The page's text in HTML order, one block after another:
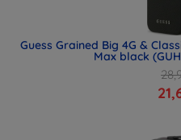
Guess Grained Big 4G &
Max black